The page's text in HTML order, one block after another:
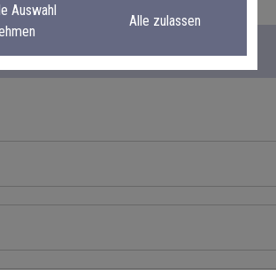
Auswahl
Alle zulassen